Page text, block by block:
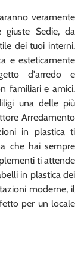
veramente
Sedie, da
dei tuoi interni.
e esteticamente
d'arredo e
familiari e amici.
una delle più
Arredamento
in plastica ti
che hai sempre
ti attende
in plastica dei
moderne, il
per un locale